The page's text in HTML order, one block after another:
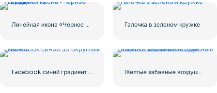
Линейная икона «Черное сердце» — 2 Галочка в зеленом кружке
Facebook синий градиент округлый значок Желтые забавные воздушные шары с смайликами Love